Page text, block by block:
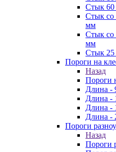
Стык
Стык со
мм
Стык со
мм
Стык 25
Пороги на
Назад
Пороги
Длина -
Длина -
Длина -
Длина -
Пороги
Назад
Пороги